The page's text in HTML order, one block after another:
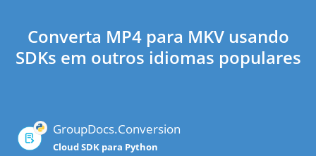
Converta MP4 para MKV usando
SDKs em outros idiomas populares
GroupDocs.Conversion
Cloud SDK para Python